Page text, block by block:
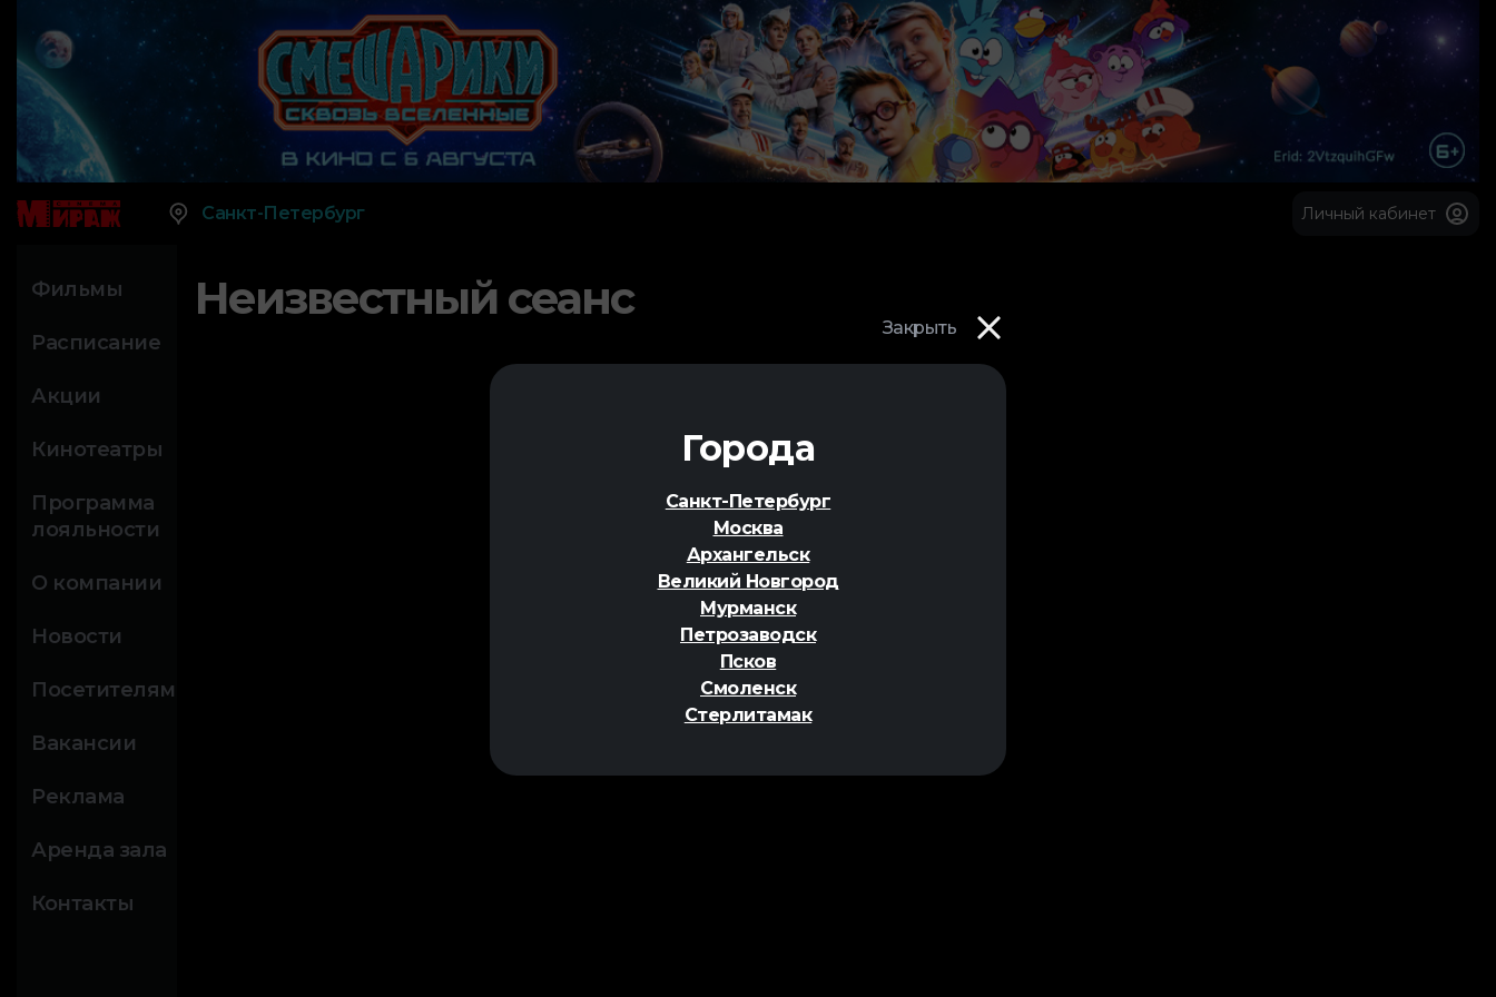
Закрыть
Города
Санкт-Петербург
Москва
Архангельск
Великий Новгород
Мурманск
Петрозаводск
Псков
Смоленск
Стерлитамак
Санкт-Петербург Личный кабинет
Фильмы
Расписание
Акции
Кинотеатры
Программа
лояльности
О компании
Новости
Посетителям
Вакансии
Реклама
Аренда зала
Контакты
Неизвестный сеанс